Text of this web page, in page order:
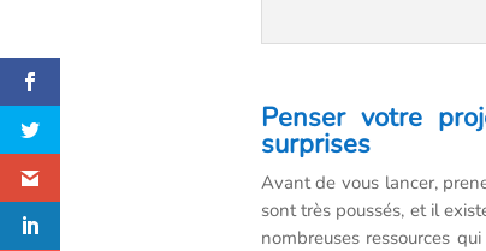
Penser votre
surprises
Avant de vous lancer,
sont très poussés, et il
nombreuses ressources